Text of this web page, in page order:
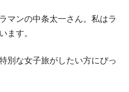
マンの中条太一さん。私はラ
ます。
別な女子旅がしたい方にぴっ